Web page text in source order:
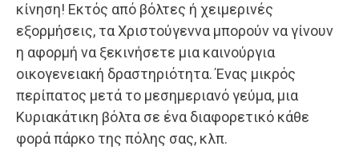
κίνηση! Εκτός από βόλτες ή χειμερινές
εξορμήσεις, τα Χριστούγεννα μπορούν να γίνουν
η αφορμή να ξεκινήσετε μια καινούργια
οικογενειακή δραστηριότητα. Ένας μικρός
περίπατος μετά το μεσημεριανό γεύμα, μια
Κυριακάτικη βόλτα σε ένα διαφορετικό κάθε
φορά πάρκο της πόλης σας, κλπ.